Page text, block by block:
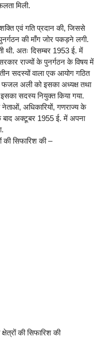
मिली.
एवं गति प्रदान की, जिससे
की माँग जोर पकड़ने लगी.
थी. अतः दिसम्बर 1953 ई. में
राज्यों के पुनर्गठन के विषय में
सदस्यों वाला एक आयोग गठित
फजल अली को इसका अध्यक्ष तथा
सदस्य नियुक्त किया गया.
अधिकारियों, गणराज्य के
बाद अक्टूबर 1955 ई. में अपना
की सिफारिश की –
की सिफारिश की